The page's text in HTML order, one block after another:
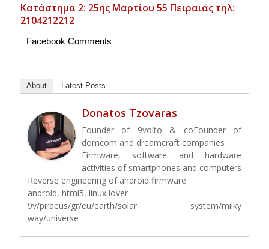
Κατάστημα 2: 25ης Μαρτίου 55 Πειραιάς τηλ:
2104212212
Facebook Comments
About Latest Posts
Donatos Tzovaras
Founder of 9volto & coFounder of
domcom and dreamcraft companies
Firmware, software and hardware
activities of smartphones and computers
Reverse engineering of android firmware
android, html5, linux lover
9v/piraeus/gr/eu/earth/solar system/milky
way/universe